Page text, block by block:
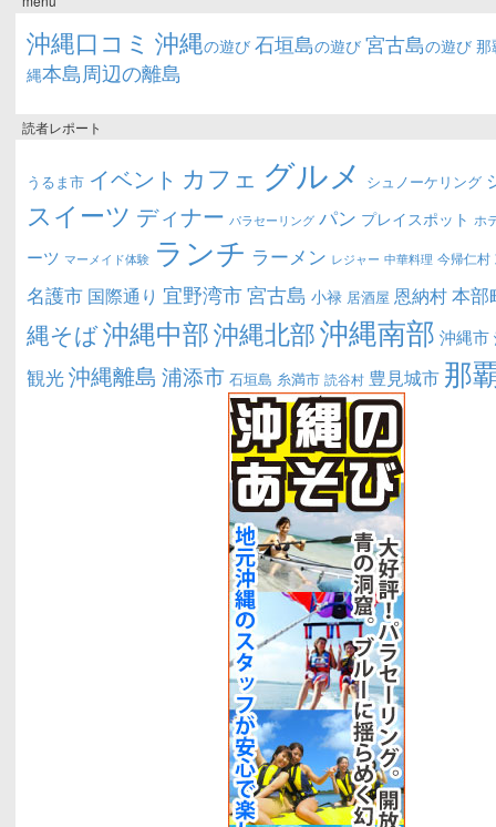
沖縄口コミ 沖縄の遊び 石垣島の遊び 宮古島の遊び 那
縄本島周辺の離島
読者レポート
うるま市 イベント カフェ グルメ シュノーケリング
スイーツ ディナー パラセーリング パン プレイスポット ホ
ーツ マーメイド体験 ランチ ラーメン レジャー 中華料理 今帰仁村
名護市 国際通り 宜野湾市宮古島 小禄 居酒屋 恩納村本部
縄そば沖縄中部沖縄北部沖縄南部 沖縄市
観光沖縄離島 浦添市 石垣島 糸満市 読谷村 豊見城市 那